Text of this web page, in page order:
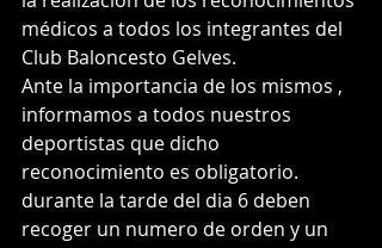
médicos a todos los integrantes del
Club Baloncesto Gelves.
Ante la importancia de los mismos ,
informamos a todos nuestros
deportistas que dicho
reconocimiento es obligatorio.
durante la tarde del dia 6 deben
recoger un numero de orden y un